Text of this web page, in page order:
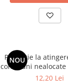
NOU
Protectie la
conexiuni
12,20 Lei